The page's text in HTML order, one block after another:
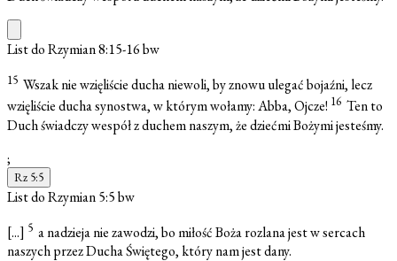
List do Rzymian 8:15-16bw
15 Wszak nie wzięliście ducha niewoli, by znowu ulegać bojaźni, lecz
wzięliście ducha synostwa, w którym wołamy: Abba, Ojcze! 16 Ten to
Duch świadczy wespół z duchem naszym, że dziećmi Bożymi jesteśmy.
;
Rz 5:5
List do Rzymian 5:5bw
[...] 5 a nadzieja nie zawodzi, bo miłość Boża rozlana jest w sercach
naszych przez Ducha Świętego, który nam jest dany.